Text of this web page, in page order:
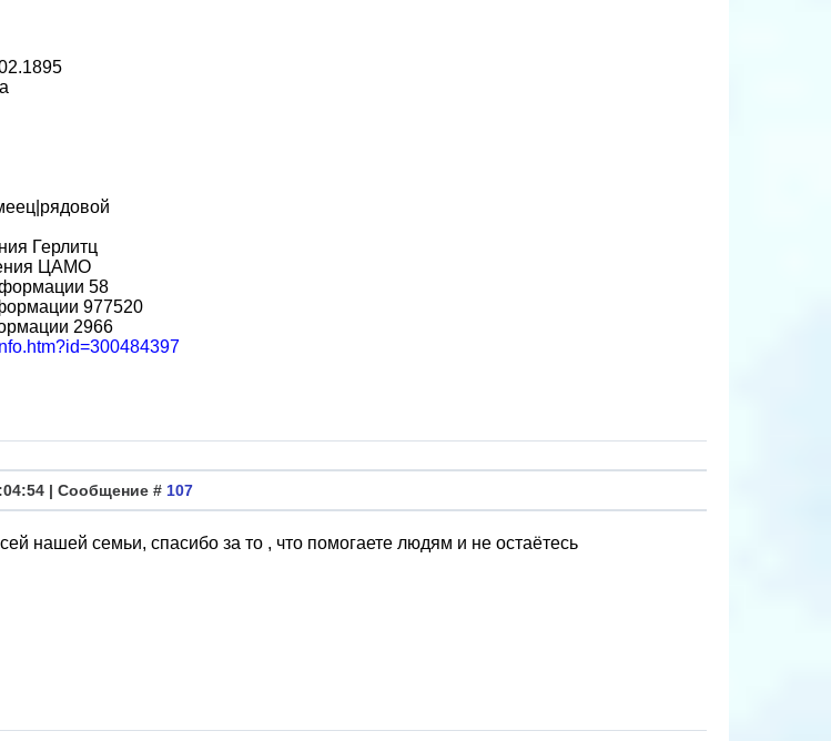
Герлитц
ЦАМО
58
977520
2966
| Сообщение # 107
нашей семьи, спасибо за то , что помогаете людям и не остаётесь